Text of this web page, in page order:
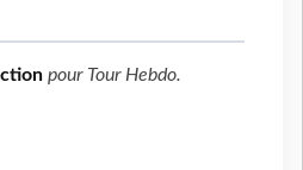
pour Tour Hebdo.